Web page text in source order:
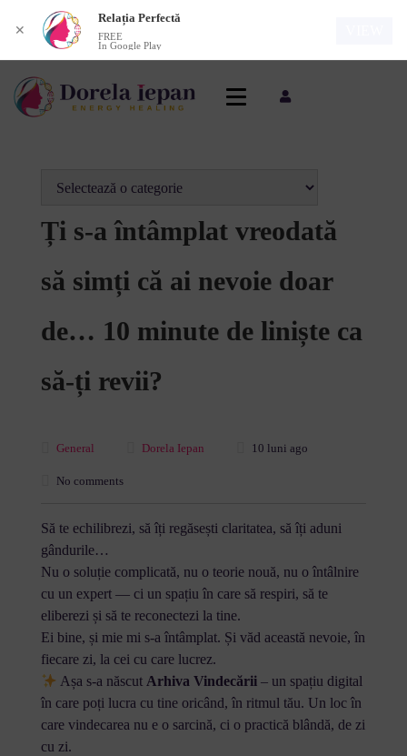
Ți s-a întâmplat vreodată
să simți că ai nevoie doar
de… 10 minute de liniște ca
să-ți revii?
General Dorela Iepan 10 luni ago
No comments
Să te echilibrezi, să îți regăsești claritatea, să îți aduni
gândurile…
Nu o soluție complicată, nu o teorie nouă, nu o întâlnire
cu un expert — ci un spațiu în care să respiri, să te
eliberezi și să te reconectezi la tine.
Ei bine, și mie mi s-a întâmplat. Și văd această nevoie, în
fiecare zi, la cei cu care lucrez.
Așa s-a născut Arhiva Vindecării – un spațiu digital
în care poți lucra cu tine oricând, în ritmul tău. Un loc în
care vindecarea nu e o sarcină, ci o practică blândă, de zi
cu zi.
✕
Relația Perfectă
FREE
In Google Play